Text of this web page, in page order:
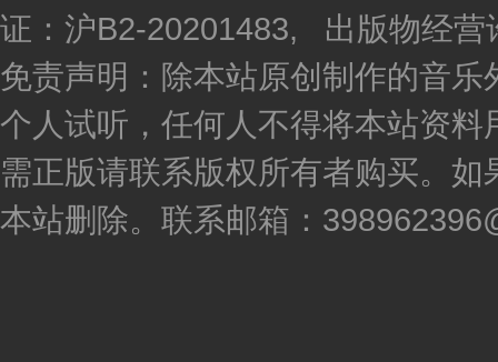
证：沪B2-20201483, 出版物经营
免责声明：除本站原创制作的音
个人试听，任何人不得将本站资
需正版请联系版权所有者购买。
本站删除。联系邮箱：